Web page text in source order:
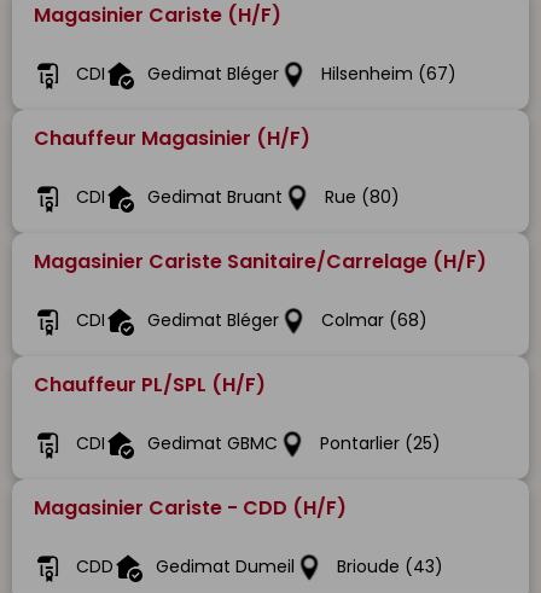
Magasinier Cariste (H/F)
CDI Gedimat Bléger Hilsenheim (67)
Chauffeur Magasinier (H/F)
CDI Gedimat Bruant Rue (80)
Magasinier Cariste Sanitaire/Carrelage (H/F)
CDI Gedimat Bléger Colmar (68)
Chauffeur PL/SPL (H/F)
CDI Gedimat GBMC Pontarlier (25)
Magasinier Cariste - CDD (H/F)
CDD Gedimat Dumeil Brioude (43)